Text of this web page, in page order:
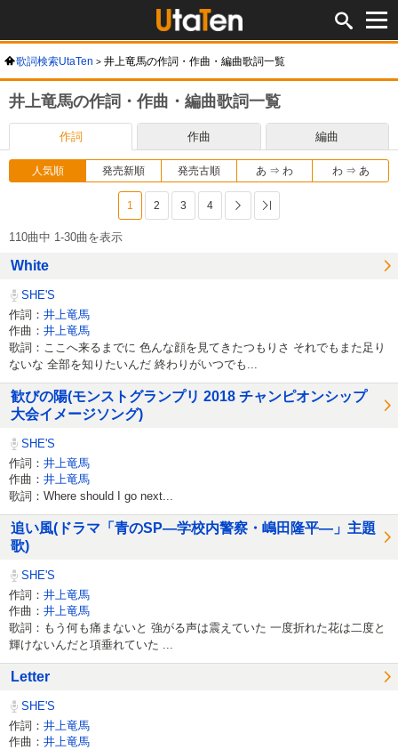
歌詞検索UtaTen 井上竜馬の作詞・作曲・編曲歌詞一覧
井上竜馬の作詞・作曲・編曲歌詞一覧
作詞 作曲 編曲
人気順 発売新順 発売古順 あ ⇒ わ わ ⇒ あ
1 2 3 4 次へ
110曲中 1-30曲を表示
White
SHE'S
作詞： 井上竜馬
作曲： 井上竜馬
歌詞：ここへ来るまでに 色んな顔を見てきたつもりさ それでもまた足り
ないな 全部を知りたいんだ 終わりがいつでも...
歓びの陽(モンストグランプリ 2018 チャンピオンシップ
大会イメージソング)
SHE'S
作詞： 井上竜馬
作曲： 井上竜馬
歌詞：Where should I go next...
追い風(ドラマ「青のSP―学校内警察・嶋田隆平―」主題
歌)
SHE'S
作詞： 井上竜馬
作曲： 井上竜馬
歌詞：もう何も痛まないと 強がる声は震えていた 一度折れた花は二度と
輝けないんだと項垂れていた ...
Letter
SHE'S
作詞： 井上竜馬
作曲： 井上竜馬